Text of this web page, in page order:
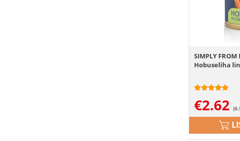
SIMPLY
Hobuseliha
€2.62